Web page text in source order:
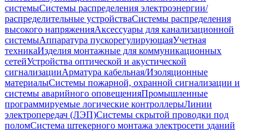
системыСистемы распределения электроэнергии/
распределительные устройстваСистемы распределения
высокого напряженияАксессуары для канализационной
системыАппаратура пускорегулирующаяУчетная
техникаИзделия монтажные для коммуникационных
сетейУстройства оптической и акустической
сигнализацииАрматура кабельная/Изоляционные
материалыСистемы пожарной, охранной сигнализации и
системы аварийного оповещенияПромышленные
программируемые логические контроллерыЛинии
электропередач (ЛЭП)Системы скрытой проводки под
поломСистема штекерного монтажа электросети зданий